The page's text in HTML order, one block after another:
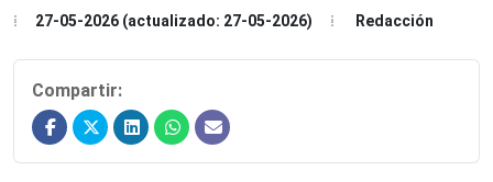
27-05-2026 (actualizado: 27-05-2026) Redacción
Compartir: